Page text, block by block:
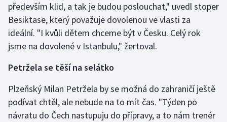
Lyže a snowboard
Moderní pětiboj
Olympijské hry
Parasport
především klid, a tak je budou poslouchat," uvedl stoper
Besiktase, který považuje dovolenou ve vlasti za
ideální. "I kvůli dětem chceme být v Česku. Celý rok
jsme na dovolené v Istanbulu," žertoval.
Petržela se těší na selátko
Plzeňský Milan Petržela by se možná do zahraničí ještě
podívat chtěl, ale nebude na to mít čas. "Týden po
návratu do Čech nastupuju do přípravy, a to nám trenér